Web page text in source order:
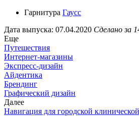
Гарнитура Гаусс
Дата выпуска: 07.04.2020 Сделано за
Еще
Путешествия
Интернет-магазины
Экспресс-дизайн
Айдентика
Брендинг
Графический дизайн
Далее
Навигация для городской